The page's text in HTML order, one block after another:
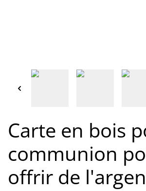
Carte en bois
communion
offrir de